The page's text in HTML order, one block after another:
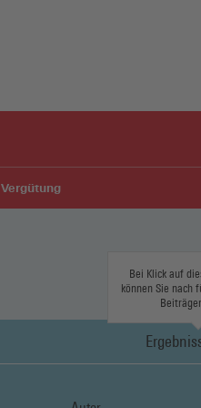
Vergütung
Bei Klick auf
können Sie nach